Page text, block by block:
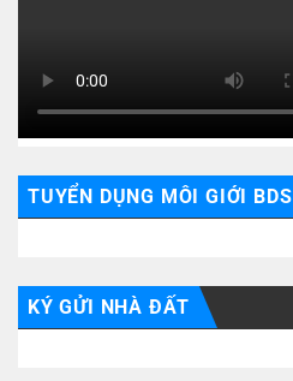
TUYỂN DỤNG MÔI GIỚI BDS
KÝ GỬI NHÀ ĐẤT